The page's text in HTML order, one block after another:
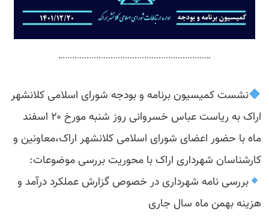
نشست کمیسیون برنامه و بودجه شورای اسلامی کلانشهر
اراک به ریاست عباس خسروانی روز شنبه مورخ ۲۰ اسفند
ماه با حضور اعضای شورای اسلامی کلانشهر اراک،معاونین و
کارشناسان شهرداری اراک با محوریت بررسی موضوعات:
بررسی نامه شهرداری در خصوص گزارش عملکرد درآمد و
هزینه بهمن ماه سال جاری